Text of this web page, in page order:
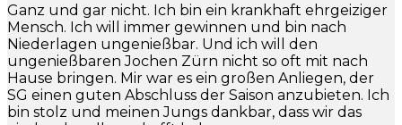
Ganz und gar nicht. Ich bin ein krankhaft ehrgeiziger
Mensch. Ich will immer gewinnen und bin nach
Niederlagen ungenießbar. Und ich will den
ungenießbaren Jochen Zürn nicht so oft mit nach
Hause bringen. Mir war es ein großen Anliegen, der
SG einen guten Abschluss der Saison anzubieten. Ich
bin stolz und meinen Jungs dankbar, dass wir das